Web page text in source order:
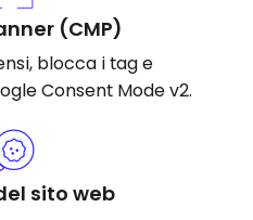
(CMP)
blocca i tag e
Consent Mode v2.
sito web